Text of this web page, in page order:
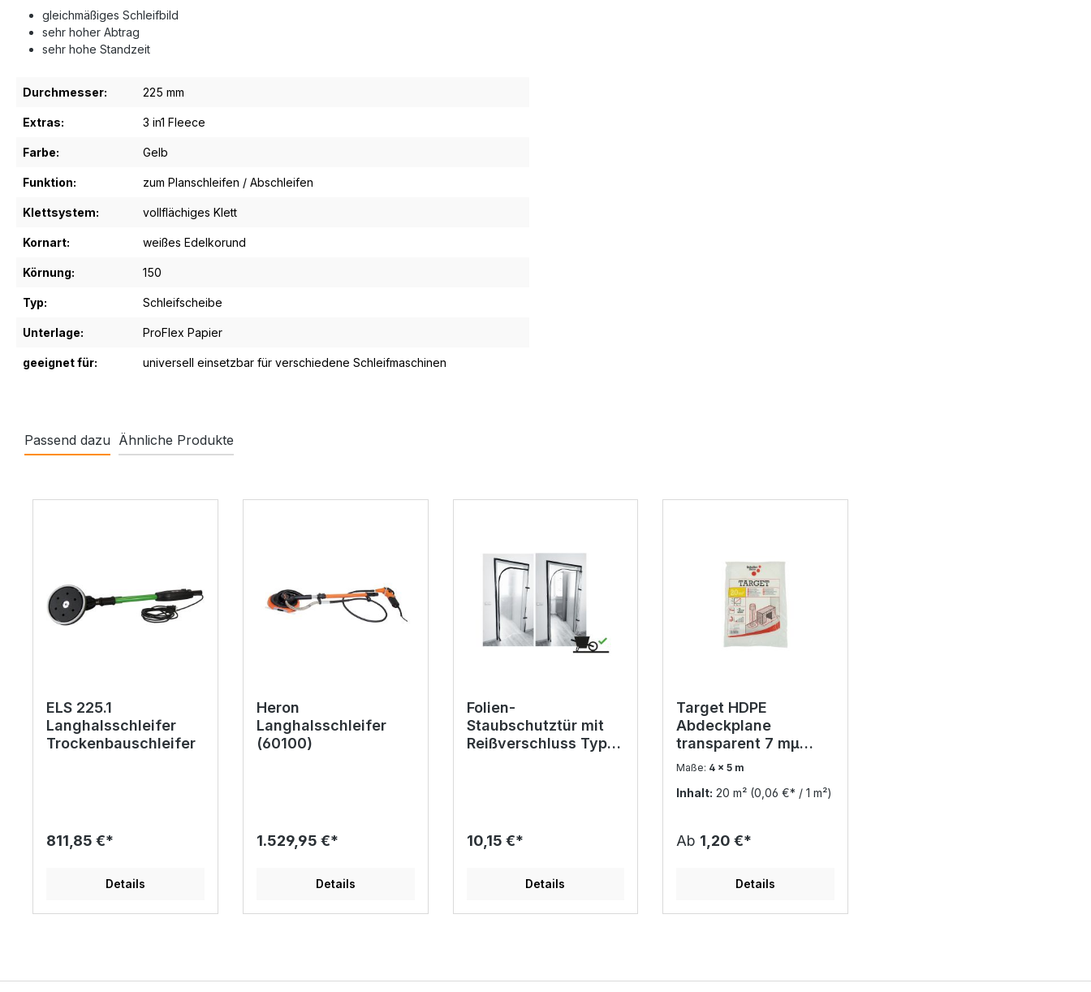
gleichmäßiges Schleifbild
sehr hoher Abtrag
sehr hohe Standzeit
Durchmesser: 225 mm
Extras: 3 in1 Fleece
Farbe: Gelb
Funktion: zum Planschleifen / Abschleifen
Klettsystem: vollflächiges Klett
Kornart: weißes Edelkorund
Körnung: 150
Typ: Schleifscheibe
Unterlage: ProFlex Papier
geeignet für: universell einsetzbar für verschiedene Schleifmaschinen
Passend dazu Ähnliche Produkte
ELS 225.1
Langhalsschleifer
Trockenbauschleifer
811,85 €*
Details
Heron
Langhalsschleifer
(60100)
1.529,95 €*
Details
Folien-
Staubschutztür mit
Reißverschluss Typ L
10,15 €*
Details
Target HDPE
Abdeckplane
transparent 7 mµ
leicht 4 x 5 m
Maße: 4 x 5 m
Inhalt: 20 m² (0,06 €* / 1 m²)
Ab 1,20 €*
Details